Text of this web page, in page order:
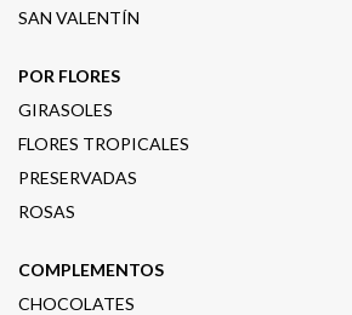
SAN VALENTÍN
POR FLORES
GIRASOLES
FLORES TROPICALES
PRESERVADAS
ROSAS
COMPLEMENTOS
CHOCOLATES